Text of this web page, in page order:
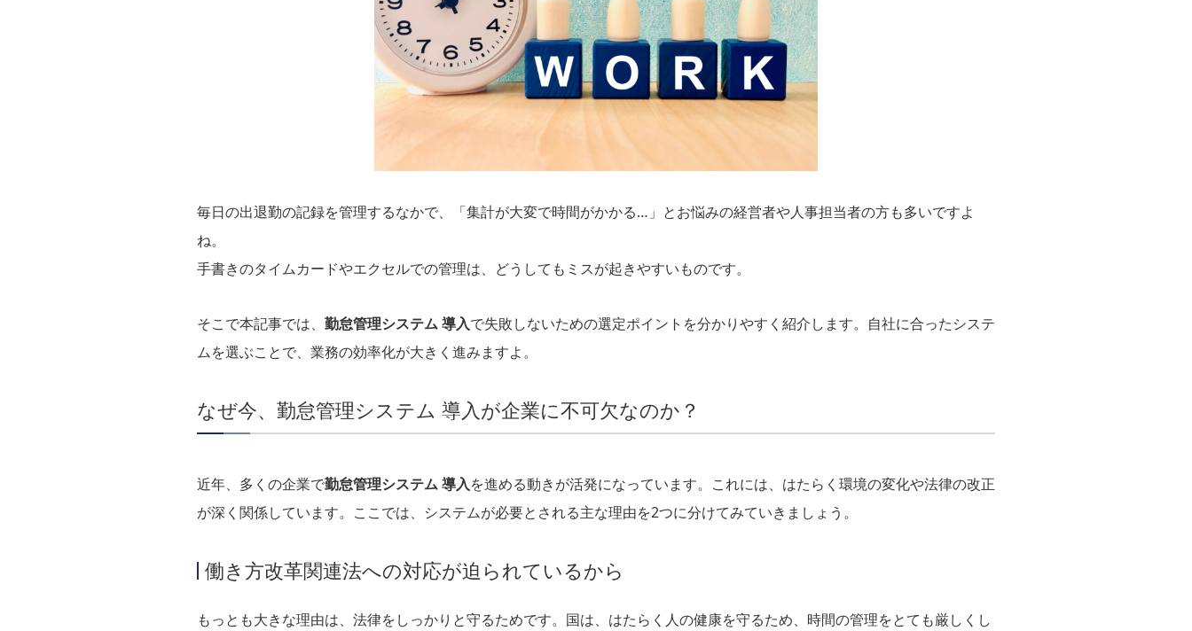
毎日の出退勤の記録を管理するなかで、「集計が大変で時間がかかる…」とお悩みの経営者や人事担当者の方も多いですよ
ね。
手書きのタイムカードやエクセルでの管理は、どうしてもミスが起きやすいものです。
そこで本記事では、 勤怠管理システム 導入で失敗しないための選定ポイントを分かりやすく紹介します。自社に合ったシステ
ムを選ぶことで、業務の効率化が大きく進みますよ。
なぜ今、勤怠管理システム 導入が企業に不可欠なのか？
近年、多くの企業で勤怠管理システム 導入を進める動きが活発になっています。これには、はたらく環境の変化や法律の改正
が深く関係しています。ここでは、システムが必要とされる主な理由を2つに分けてみていきましょう。
働き方改革関連法への対応が迫られているから
もっとも大きな理由は、法律をしっかりと守るためです。国は、はたらく人の健康を守るため、時間の管理をとても厳しくし